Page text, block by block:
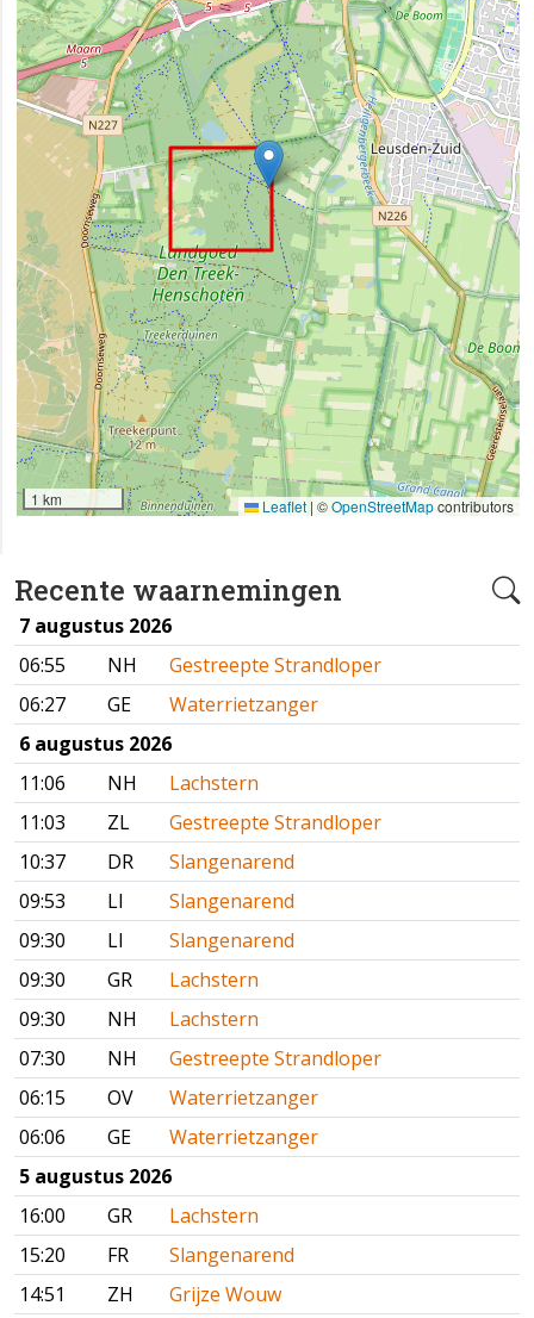
Recente waarnemingen
7 augustus 2026
06:55
NH
Gestreepte Strandloper
06:27
GE
Waterrietzanger
6 augustus 2026
11:06
NH
Lachstern
11:03
ZL
Gestreepte Strandloper
10:37
DR
Slangenarend
09:53
LI
Slangenarend
09:30
LI
Slangenarend
09:30
GR
Lachstern
09:30
NH
Lachstern
07:30
NH
Gestreepte Strandloper
06:15
OV
Waterrietzanger
06:06
GE
Waterrietzanger
5 augustus 2026
16:00
GR
Lachstern
15:20
FR
Slangenarend
14:51
ZH
Grijze Wouw
1 km Leaflet | ©OpenStreetMapcontributors